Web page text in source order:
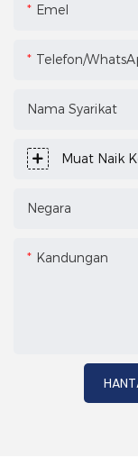
Emel
Telefon/
Nama Syarikat
Muat Naik
Negara
Kandungan